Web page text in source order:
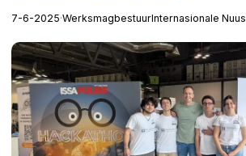
7-6-2025·WerksmagbestuurInternasionale Nuus